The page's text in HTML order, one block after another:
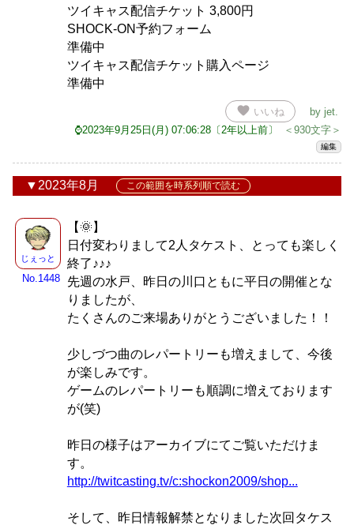
ツイキャス配信チケット 3,800円
SHOCK-ON予約フォーム
準備中
ツイキャス配信チケット購入ページ
準備中
favorite いいね by jet
⌚2023年9月25日(月) 07:06:28〔2年以上前〕
＜930文字＞
編集
2023年8月 この範囲を時系列順で読む
じぇっと
No.1448
【🌞】
日付変わりまして2人タケスト、とっても楽しく
終了♪♪♪
先週の水戸、昨日の川口ともに平日の開催とな
りましたが、
たくさんのご来場ありがとうございました！！
少しづつ曲のレパートリーも増えまして、今後
が楽しみです。
ゲームのレパートリーも順調に増えております
が(笑)
昨日の様子はアーカイブにてご覧いただけま
す。
http://twitcasting.tv/c:shockon2009/shop...
そして、昨日情報解禁となりました次回タケス